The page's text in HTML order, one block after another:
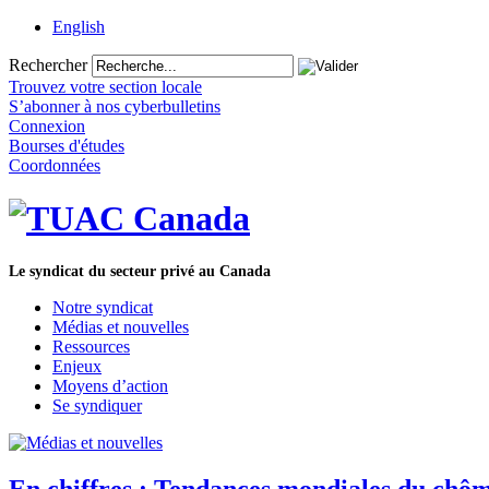
English
Rechercher
Trouvez votre section locale
S’abonner à nos cyberbulletins
Connexion
Bourses d'études
Coordonnées
Le syndicat du secteur privé au Canada
Notre syndicat
Médias et nouvelles
Ressources
Enjeux
Moyens d’action
Se syndiquer